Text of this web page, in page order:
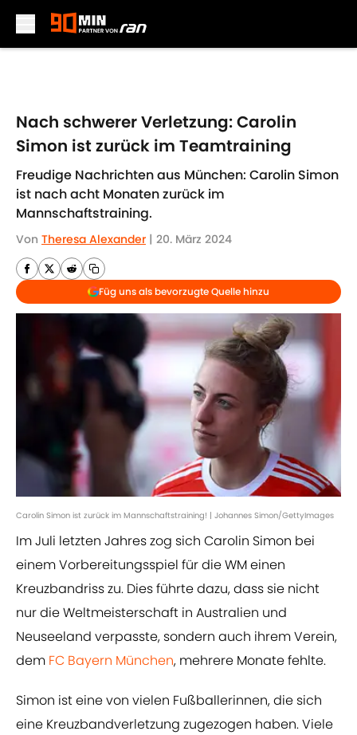
Nach schwerer Verletzung: Carolin
Simon ist zurück im Teamtraining
Freudige Nachrichten aus München: Carolin Simon
ist nach acht Monaten zurück im
Mannschaftstraining.
Von Theresa Alexander | 20. März 2024
Füg uns als bevorzugte Quelle hinzu
Carolin Simon ist zurück im Mannschaftstraining! | Johannes Simon/GettyImages
Im Juli letzten Jahres zog sich Carolin Simon bei
einem Vorbereitungsspiel für die WM einen
Kreuzbandriss zu. Dies führte dazu, dass sie nicht
nur die Weltmeisterschaft in Australien und
Neuseeland verpasste, sondern auch ihrem Verein,
dem FC Bayern München, mehrere Monate fehlte.
Simon ist eine von vielen Fußballerinnen, die sich
eine Kreuzbandverletzung zugezogen haben. Viele